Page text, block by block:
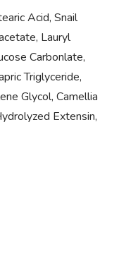
Acid, Snail
Lauryl
Carbonlate,
Triglyceride,
Glycol, Camellia
Extensin,